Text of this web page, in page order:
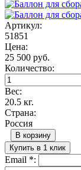
Артикул:
51851
Цена:
25 500 руб.
Количество:
Вес:
20.5 кг.
Страна:
Россия
В корзину
Купить в 1 клик
Email *: